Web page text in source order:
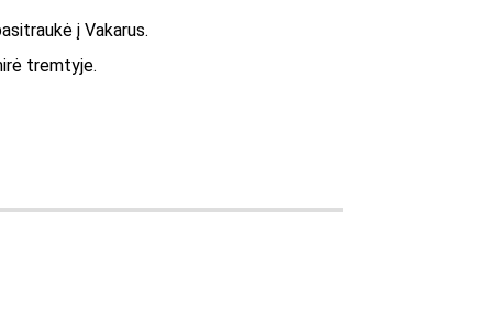
į Vakarus.
tremtyje.